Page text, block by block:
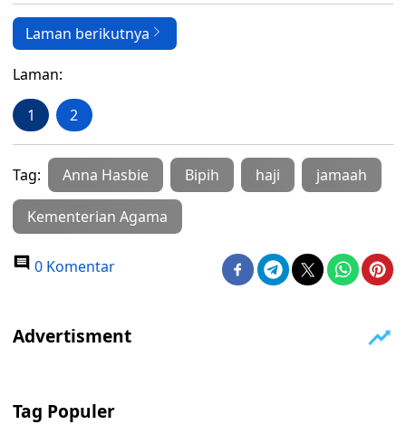
Laman berikutnya
Laman:
1 2
Tag: Anna Hasbie Bipih haji jamaah
Kementerian Agama
0 Komentar
Tag Populer